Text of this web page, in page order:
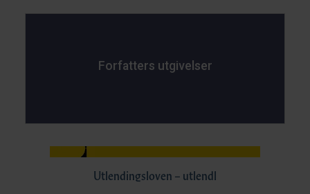
Forfatters utgivelser
Utlendingsloven – utlendl